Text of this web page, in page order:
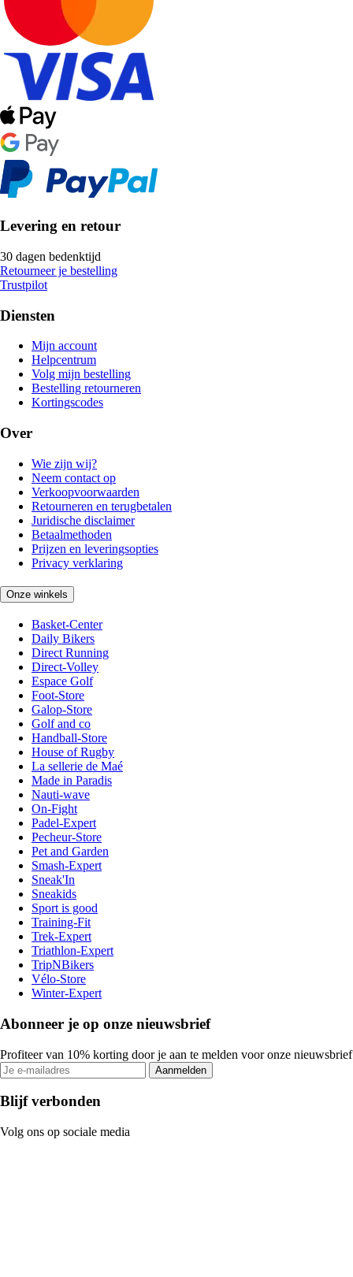
Levering en retour
30 dagen bedenktijd
Retourneer je bestelling
Trustpilot
Diensten
Mijn account
Helpcentrum
Volg mijn bestelling
Bestelling retourneren
Kortingscodes
Over
Wie zijn wij?
Neem contact op
Verkoopvoorwaarden
Retourneren en terugbetalen
Juridische disclaimer
Betaalmethoden
Prijzen en leveringsopties
Privacy verklaring
Onze winkels
Basket-Center
Daily Bikers
Direct Running
Direct-Volley
Espace Golf
Foot-Store
Galop-Store
Golf and co
Handball-Store
House of Rugby
La sellerie de Maé
Made in Paradis
Nauti-wave
On-Fight
Padel-Expert
Pecheur-Store
Pet and Garden
Smash-Expert
Sneak'In
Sneakids
Sport is good
Training-Fit
Trek-Expert
Triathlon-Expert
TripNBikers
Vélo-Store
Winter-Expert
Abonneer je op onze nieuwsbrief
Profiteer van 10% korting door je aan te melden voor onze nieuwsbrief
Aanmelden
Blijf verbonden
Volg ons op sociale media